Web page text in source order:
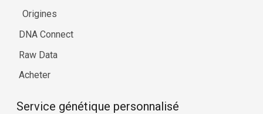
Origines
DNA Connect
Raw Data
Acheter
Service génétique personnalisé